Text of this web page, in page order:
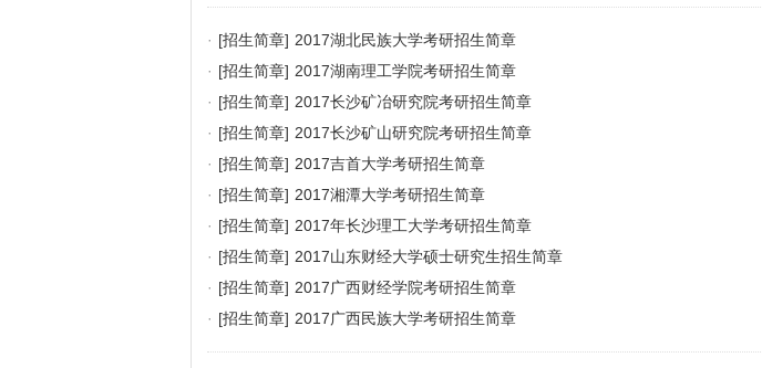
· [招生简章] 2017湖北民族大学考研招生简章
· [招生简章] 2017湖南理工学院考研招生简章
· [招生简章] 2017长沙矿冶研究院考研招生简章
· [招生简章] 2017长沙矿山研究院考研招生简章
· [招生简章] 2017吉首大学考研招生简章
· [招生简章] 2017湘潭大学考研招生简章
· [招生简章] 2017年长沙理工大学考研招生简章
· [招生简章] 2017山东财经大学硕士研究生招生简章
· [招生简章] 2017广西财经学院考研招生简章
· [招生简章] 2017广西民族大学考研招生简章